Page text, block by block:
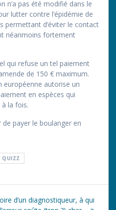
n’a pas été modifié dans le
lutter contre l’épidémie de
permettant d’éviter le contact
néanmoins fortement
qui refuse un tel paiement
de 150 € maximum.
autorise un
en espèces qui
la fois.
payer le boulanger en
QUIZZ
d’un diagnostiqueur, à qui